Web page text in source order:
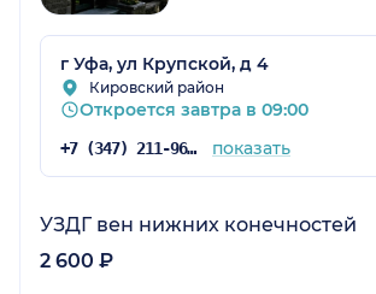
г Уфа, ул Крупской, д 4
Кировский район
Откроется завтра в 09:00
+7 (347) 211-96-07 показать
УЗДГ вен нижних конечностей
2 600 ₽